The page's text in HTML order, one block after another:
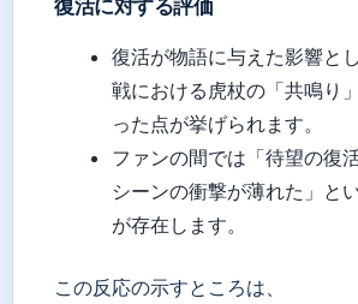
復活に対する評価
復活が物語に与えた影響と
戦における虎杖の「共鳴り
った点が挙げられます。
ファンの間では「待望の復
シーンの衝撃が薄れた」と
が存在します。
この反応の示すところは、